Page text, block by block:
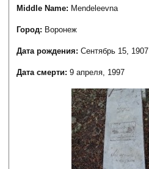
Middle Name: Mendeleevna
Город: Воронеж
Дата рождения:Сентябрь 15, 1907
Дата смерти:9 апреля, 1997